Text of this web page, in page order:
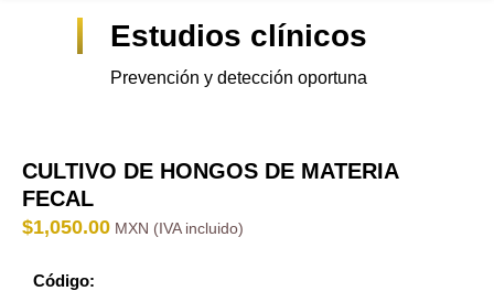
Estudios clínicos
Prevención y detección oportuna
CULTIVO DE HONGOS DE MATERIA
FECAL
$1,050.00
Código: